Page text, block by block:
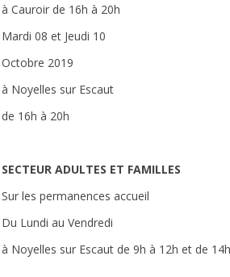
à Cauroir de 16h à 20h
Mardi 08 et Jeudi 10
Octobre 2019
à Noyelles sur Escaut
de 16h à 20h
SECTEUR ADULTES ET FAMILLES
Sur les permanences accueil
Du Lundi au Vendredi
à Noyelles sur Escaut de 9h à 12h et de